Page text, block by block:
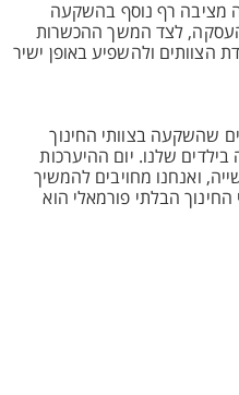
מציבה רף נוסף בהשקעה
לצד המשך ההכשרות
הצוותים ולהשפיע באופן ישיר
שהשקעה בצוותי החינוך
שלנו. יום ההיערכות
ואנחנו מחויבים להמשיך
הבלתי פורמאלי הוא